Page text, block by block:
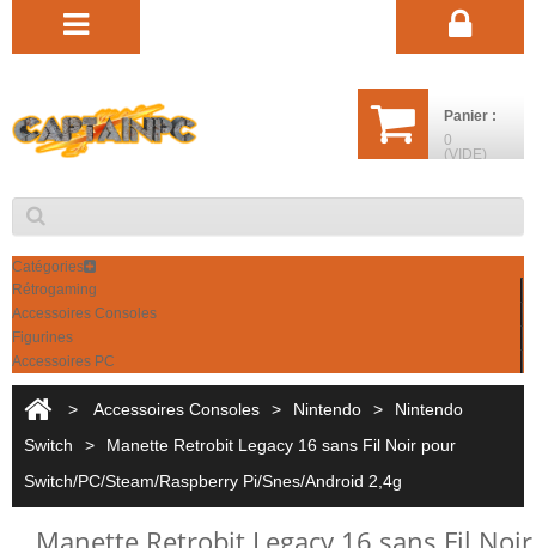
Panier :
0
(VIDE)
Catégories
Rétrogaming
Accessoires Consoles
Figurines
Accessoires PC
> Accessoires Consoles > Nintendo >
Nintendo
Switch
>
Manette Retrobit Legacy 16 sans Fil Noir pour
Switch/PC/Steam/Raspberry Pi/Snes/Android 2,4g
Manette Retrobit Legacy 16 sans Fil